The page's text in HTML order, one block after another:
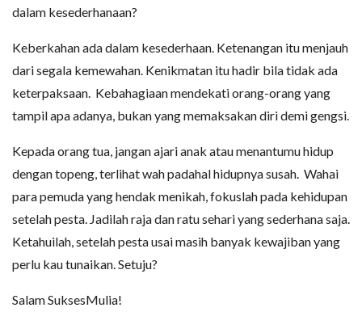
dalam kesederhanaan?
Keberkahan ada dalam kesederhaan. Ketenangan itu menjauh
dari segala kemewahan. Kenikmatan itu hadir bila tidak ada
keterpaksaan. Kebahagiaan mendekati orang-orang yang
tampil apa adanya, bukan yang memaksakan diri demi gengsi.
Kepada orang tua, jangan ajari anak atau menantumu hidup
dengan topeng, terlihat wah padahal hidupnya susah. Wahai
para pemuda yang hendak menikah, fokuslah pada kehidupan
setelah pesta. Jadilah raja dan ratu sehari yang sederhana saja.
Ketahuilah, setelah pesta usai masih banyak kewajiban yang
perlu kau tunaikan. Setuju?
Salam SuksesMulia!